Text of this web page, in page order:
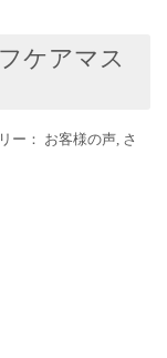
ケアマス
ー： お客様の声, さ